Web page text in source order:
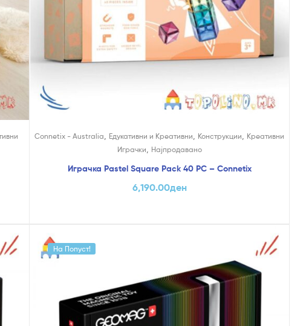
Connetix - Australia Едукативни и Креативни Конструкции
Креативни
Играчки
Најпродавано
Играчка Pastel Square Pack 40 PC – Connetix
6,190.00ден
На Попуст!